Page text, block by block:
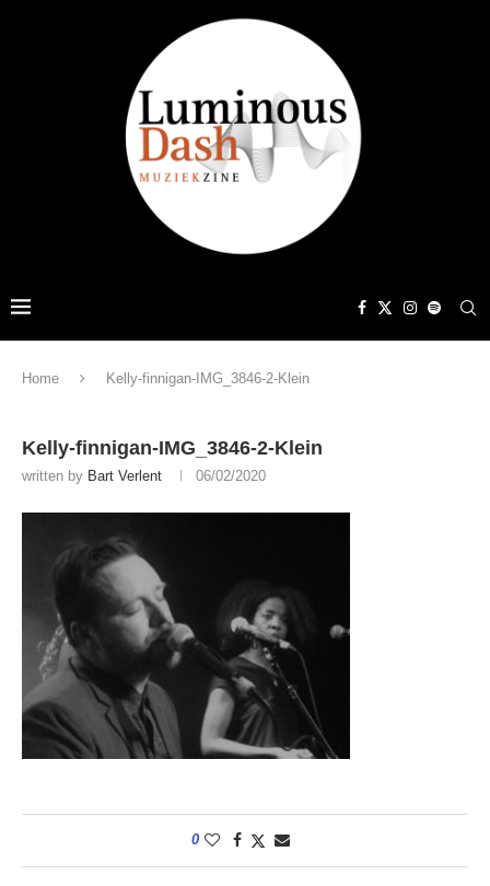
Home Kelly-finnigan-IMG_3846-2-Klein
Kelly-finnigan-IMG_3846-2-Klein
written by Bart Verlent 06/02/2020
0